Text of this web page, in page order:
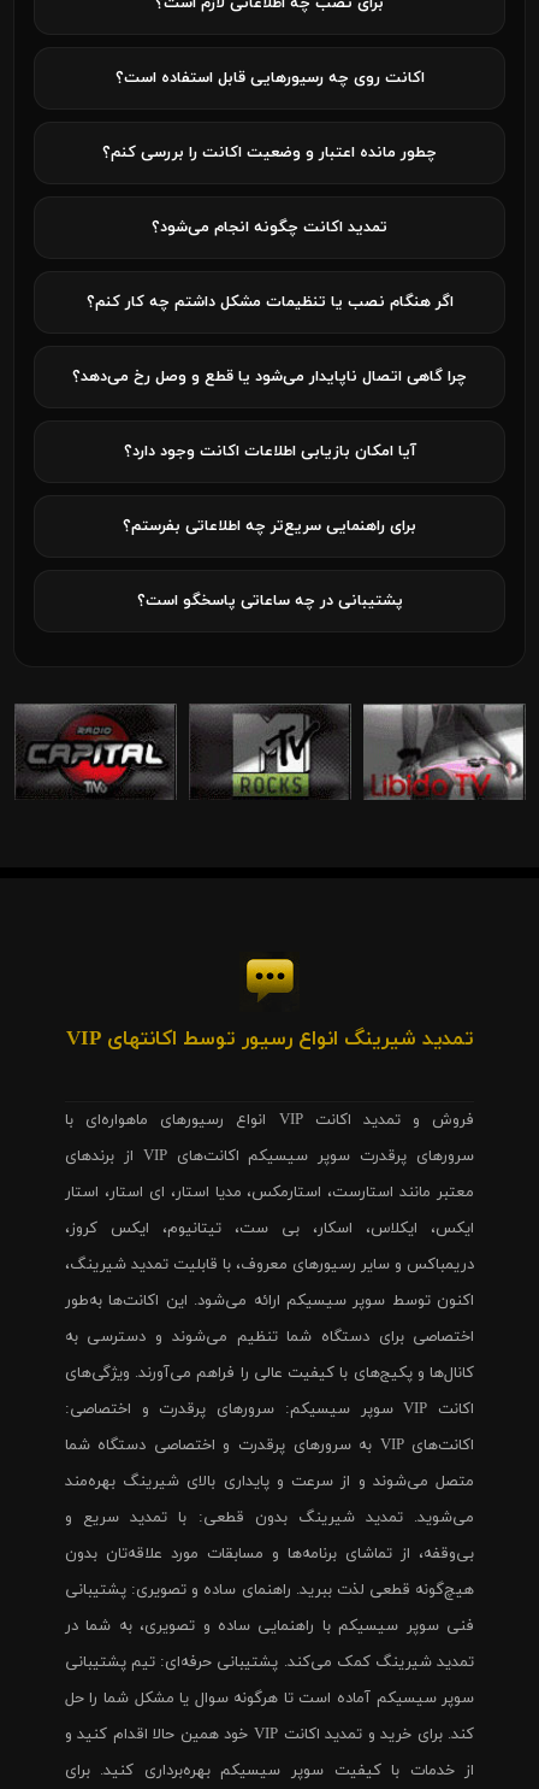
اکانت روی چه رسیورهایی قابل استفاده است؟
چطور مانده اعتبار و وضعیت اکانت را بررسی کنم؟
تمدید اکانت چگونه انجام می‌شود؟
اگر هنگام نصب یا تنظیمات مشکل داشتم چه کار کنم؟
چرا گاهی اتصال ناپایدار می‌شود یا قطع و وصل رخ می‌دهد؟
آیا امکان بازیابی اطلاعات اکانت وجود دارد؟
برای راهنمایی سریع‌تر چه اطلاعاتی بفرستم؟
پشتیبانی در چه ساعاتی پاسخگو است؟
تمدید شیرینگ انواع رسیور توسط اکانتهای VIP
فروش و تمدید اکانت VIP انواع رسیورهای ماهواره‌ای با
سرورهای پرقدرت سوپر سیسیکم اکانت‌های VIP از برندهای
معتبر مانند استارست، استارمکس، مدیا استار، ای استار، استار
ایکس، ایکلاس، اسکار، بی ست، تیتانیوم، ایکس کروز،
دریمباکس و سایر رسیورهای معروف، با قابلیت تمدید شیرینگ،
اکنون توسط سوپر سیسیکم ارائه می‌شود. این اکانت‌ها به‌طور
اختصاصی برای دستگاه شما تنظیم می‌شوند و دسترسی به
کانال‌ها و پکیج‌های با کیفیت عالی را فراهم می‌آورند. ویژگی‌های
اکانت VIP سوپر سیسیکم: سرورهای پرقدرت و اختصاصی:
اکانت‌های VIP به سرورهای پرقدرت و اختصاصی دستگاه شما
متصل می‌شوند و از سرعت و پایداری بالای شیرینگ بهره‌مند
می‌شوید. تمدید شیرینگ بدون قطعی: با تمدید سریع و
بی‌وقفه، از تماشای برنامه‌ها و مسابقات مورد علاقه‌تان بدون
هیچ‌گونه قطعی لذت ببرید. راهنمای ساده و تصویری: پشتیبانی
فنی سوپر سیسیکم با راهنمایی ساده و تصویری، به شما در
تمدید شیرینگ کمک می‌کند. پشتیبانی حرفه‌ای: تیم پشتیبانی
سوپر سیسیکم آماده است تا هرگونه سوال یا مشکل شما را حل
کند. برای خرید و تمدید اکانت VIP خود همین حالا اقدام کنید و
از خدمات با کیفیت سوپر سیسیکم بهره‌برداری کنید. برای